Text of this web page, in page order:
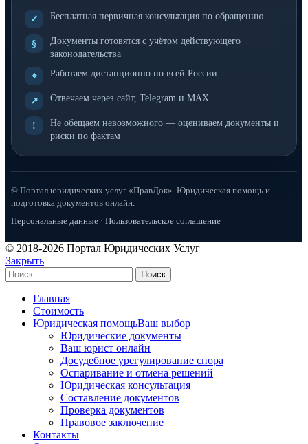
✓ Бесплатная первичная консультация по обращению
§
Документы готовятся с учётом действующего
законодательства
⌖ Работаем дистанционно по всей России
↗ Отвечаем через сайт, Telegram и MAX
!
Не обещаем невозможного — оцениваем документы и
риски по фактам
© Портал юридических услуг «ПравДок». Юридическая помощь и
подготовка документов онлайн.
Персональные данные · Пользовательское соглашение
© 2018-2026 Портал Юридических Услуг
Закрыть
Поиск
Главная
Стоимость
Юридическая помощьВаш выбор
Юридические документы
Ваш юрист онлайн
Досудебное урегулирование спора
Оспаривание и отмена решений
Юридическая консультация
Составление документов
Проверка документов
Правовое заключение
Контакты